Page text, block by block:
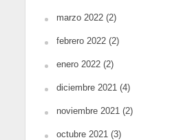
marzo 2022(2)
febrero 2022(2)
enero 2022(2)
diciembre 2021 (4)
noviembre 2021 (2)
octubre 2021 (3)